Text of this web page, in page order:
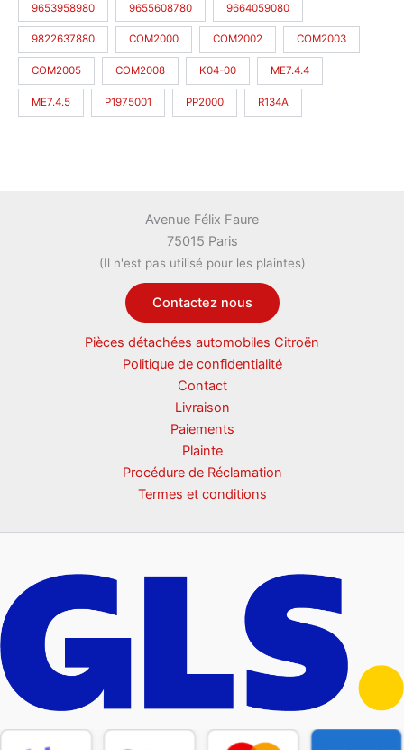
9653958980 9655608780 9664059080
9822637880 COM2000 COM2002 COM2003
COM2005 COM2008 K04-00 ME7.4.4
ME7.4.5 P1975001 PP2000 R134A
Avenue Félix Faure
75015 Paris
(Il n'est pas utilisé pour les plaintes)
Contactez nous
Pièces détachées automobiles Citroën
Politique de confidentialité
Contact
Livraison
Paiements
Plainte
Procédure de Réclamation
Termes et conditions